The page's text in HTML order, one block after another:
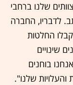
שלנו ברחבי
לדבריו, החברה
החלטות
שינויים
בוחנים
שלנו".